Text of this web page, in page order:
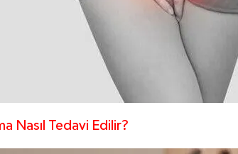
Nasıl Tedavi Edilir?